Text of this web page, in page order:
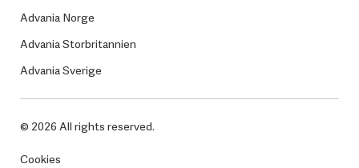
Advania Norge
Advania Storbritannien
Advania Sverige
© 2026 All rights reserved.
Cookies